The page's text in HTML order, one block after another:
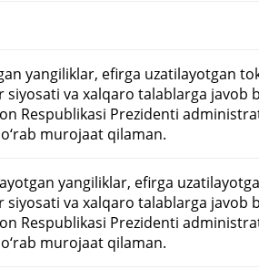
yangiliklar, efirga uzatilayotgan
va xalqaro talablarga javob
Respublikasi Prezidenti
murojaat qilaman.
yangiliklar, efirga
va xalqaro talablarga javob
Respublikasi Prezidenti
murojaat qilaman.